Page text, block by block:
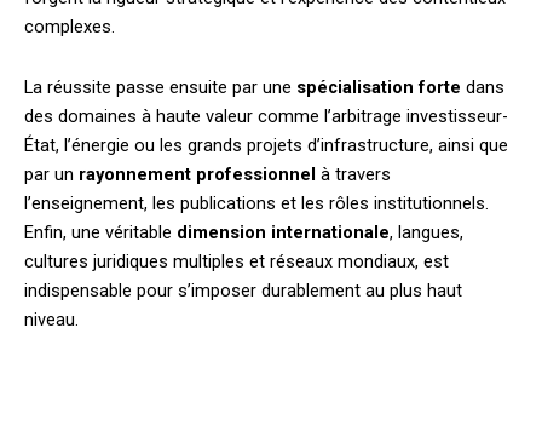
complexes.
La réussite passe ensuite par une spécialisation forte dans
des domaines à haute valeur comme l’arbitrage investisseur-
État, l’énergie ou les grands projets d’infrastructure, ainsi que
par un rayonnement professionnel à travers
l’enseignement, les publications et les rôles institutionnels.
Enfin, une véritable dimension internationale, langues,
cultures juridiques multiples et réseaux mondiaux, est
indispensable pour s’imposer durablement au plus haut
niveau.